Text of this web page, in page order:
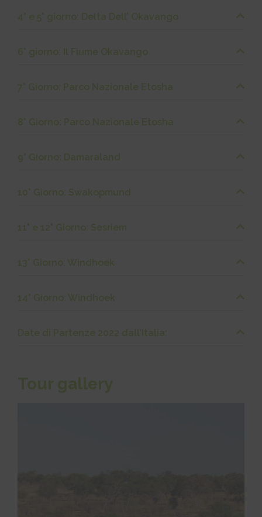
4° e 5° giorno: Delta Dell’ Okavango
6° giorno: Il Fiume Okavango
7° Giorno: Parco Nazionale Etosha
8° Giorno: Parco Nazionale Etosha
9° Giorno: Damaraland
10° Giorno: Swakopmund
11° e 12° Giorno: Sesriem
13° Giorno: Windhoek
14° Giorno: Windhoek
Date di Partenze 2022 dall’Italia:
Tour gallery